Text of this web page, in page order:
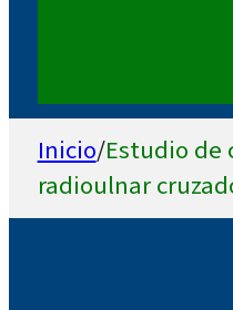
Inicio/Estudio de
radioulnar